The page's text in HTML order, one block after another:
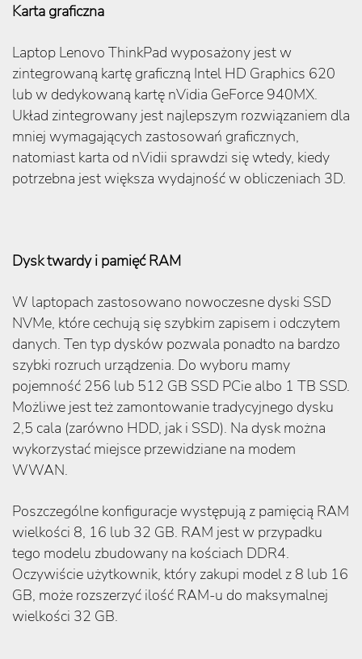
Karta graficzna
Laptop Lenovo ThinkPad wyposażony jest w
zintegrowaną kartę graficzną Intel HD Graphics 620
lub w dedykowaną kartę nVidia GeForce 940MX.
Układ zintegrowany jest najlepszym rozwiązaniem dla
mniej wymagających zastosowań graficznych,
natomiast karta od nVidii sprawdzi się wtedy, kiedy
potrzebna jest większa wydajność w obliczeniach 3D.
Dysk twardy i pamięć RAM
W laptopach zastosowano nowoczesne dyski SSD
NVMe, które cechują się szybkim zapisem i odczytem
danych. Ten typ dysków pozwala ponadto na bardzo
szybki rozruch urządzenia. Do wyboru mamy
pojemność 256 lub 512 GB SSD PCie albo 1 TB SSD.
Możliwe jest też zamontowanie tradycyjnego dysku
2,5 cala (zarówno HDD, jak i SSD). Na dysk można
wykorzystać miejsce przewidziane na modem
WWAN.
Poszczególne konfiguracje występują z pamięcią RAM
wielkości 8, 16 lub 32 GB. RAM jest w przypadku
tego modelu zbudowany na kościach DDR4.
Oczywiście użytkownik, który zakupi model z 8 lub 16
GB, może rozszerzyć ilość RAM-u do maksymalnej
wielkości 32 GB.